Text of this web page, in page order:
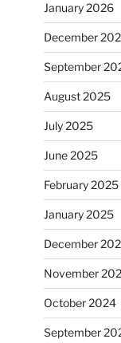
January 2026
December
September
August 2025
July 2025
June 2025
February 2025
January 2025
December
November
October 2024
September